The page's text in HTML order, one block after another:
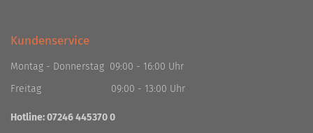
Kundenservice
Montag - Donnerstag 09:00 - 16:00 Uhr
Freitag 09:00 - 13:00 Uhr
Hotline: 07246 445370 0